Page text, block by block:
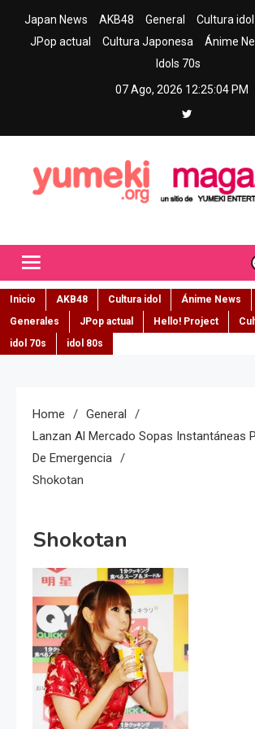
Japan News AKB48 General Cultura idol
JPop actual
Cultura Japonesa Ánime
Idols 70s
07 Ago, 2026 12:25:05 PM
Inicio AKB48 Cultura idol Ánime News
Generales
JPop actual Hello! Project
idol 70s
idol 80s
Home
General
Lanzan Al Mercado Sopas Instantáneas
De Emergencia
Shokotan
Shokotan